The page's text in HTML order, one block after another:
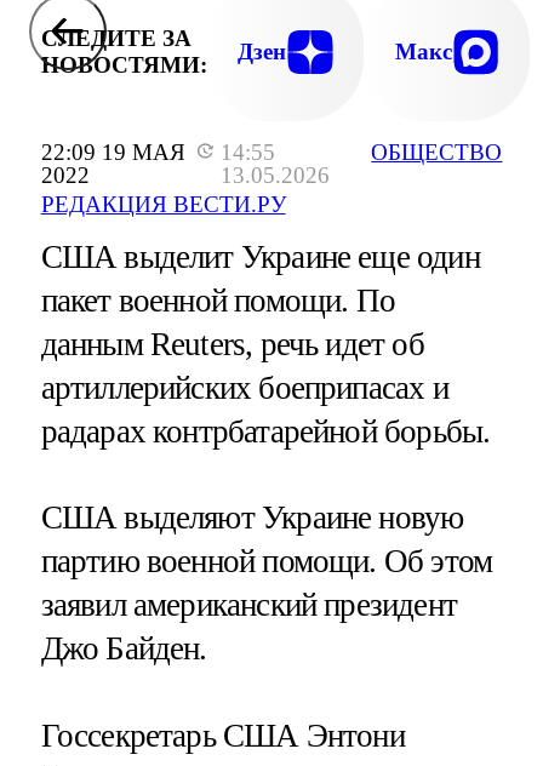
22:09 19 МАЯ
2022
14:55
13.05.2026
РЕДАКЦИЯ ВЕСТИ.РУ
ОБЩЕСТВО
СЛЕДИТЕ ЗА
НОВОСТЯМИ:
Дзен Макс
США выделит Украине еще один
пакет военной помощи. По
данным Reuters, речь идет об
артиллерийских боеприпасах и
радарах контрбатарейной борьбы.
США выделяют Украине новую
партию военной помощи. Об этом
заявил американский президент
Джо Байден.
Госсекретарь США Энтони